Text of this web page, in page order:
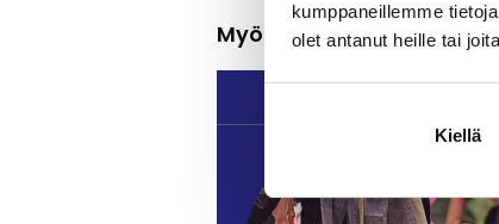
kumppaneillemme
olet antanut heille tai
Kiellä
Myös muualla itiksessä